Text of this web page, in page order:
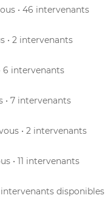
• 46 intervenants
• 2 intervenants
6 intervenants
• 7 intervenants
• 2 intervenants
• 11 intervenants
intervenants disponibles